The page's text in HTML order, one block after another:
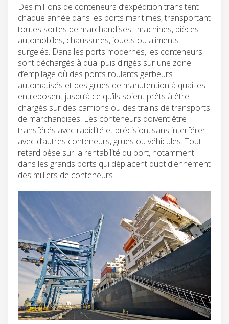
Des millions de conteneurs d’expédition transitent
chaque année dans les ports maritimes, transportant
toutes sortes de marchandises : machines, pièces
automobiles, chaussures, jouets ou aliments
surgelés. Dans les ports modernes, les conteneurs
sont déchargés à quai puis dirigés sur une zone
d’empilage où des ponts roulants gerbeurs
automatisés et des grues de manutention à quai les
entreposent jusqu’à ce qu’ils soient prêts à être
chargés sur des camions ou des trains de transports
de marchandises. Les conteneurs doivent être
transférés avec rapidité et précision, sans interférer
avec d’autres conteneurs, grues ou véhicules. Tout
retard pèse sur la rentabilité du port, notamment
dans les grands ports qui déplacent quotidiennement
des milliers de conteneurs.